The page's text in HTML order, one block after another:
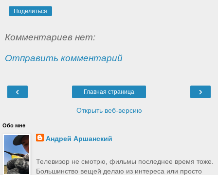
Поделиться
Комментариев нет:
Отправить комментарий
‹ ›
Главная страница
Открыть веб-версию
Обо мне
Андрей Аршанский
Телевизор не смотрю, фильмы последнее время тоже.
Большинство вещей делаю из интереса или просто